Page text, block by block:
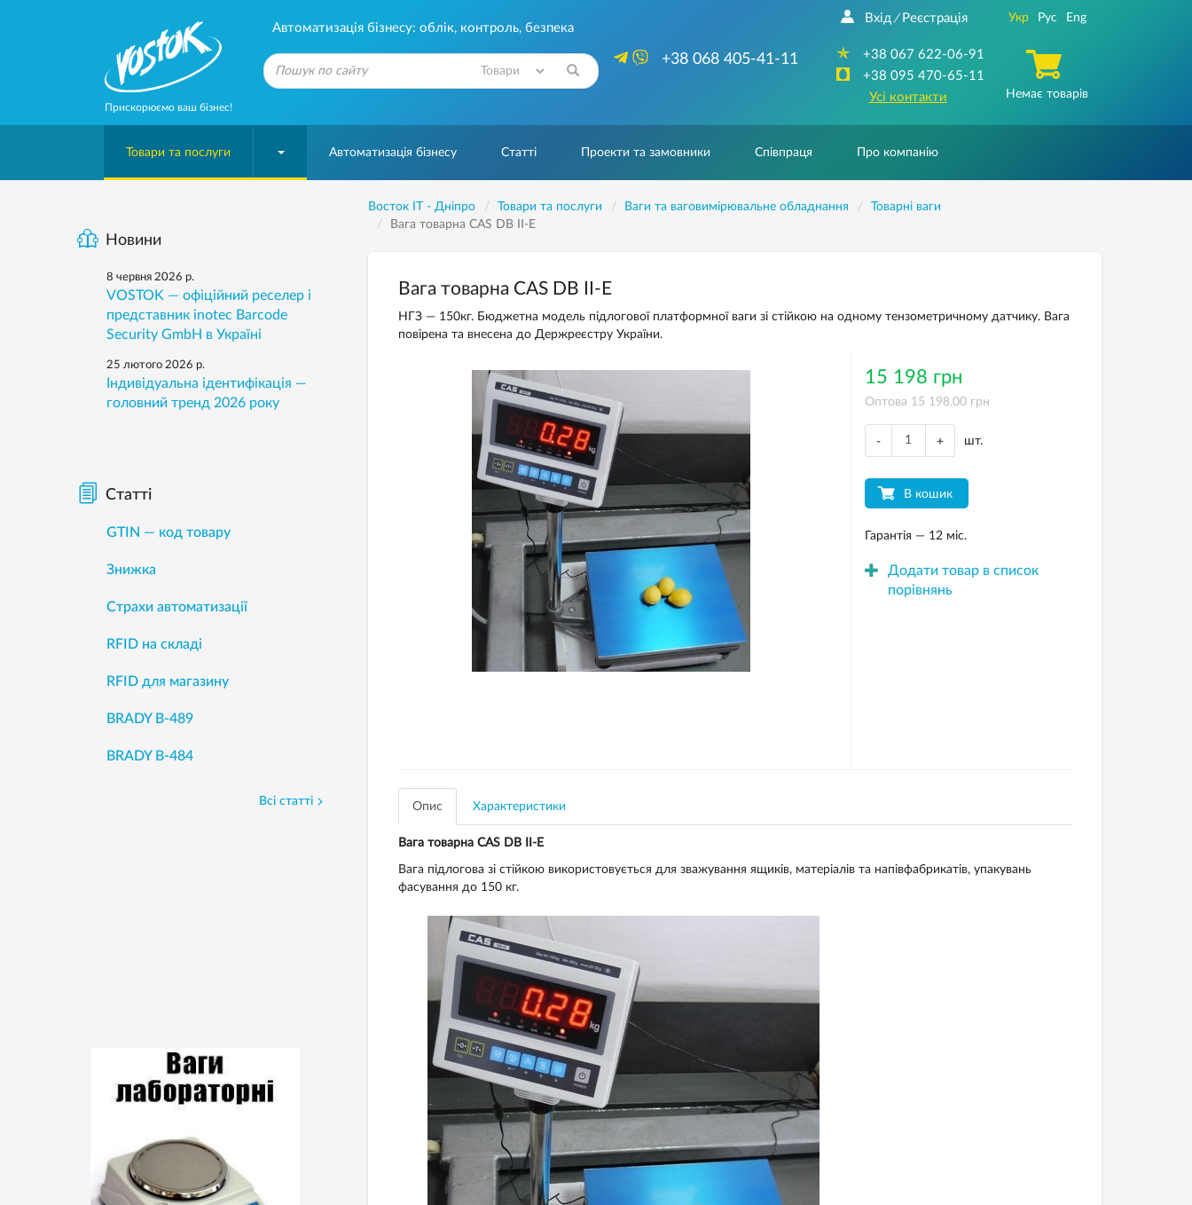
Прискорюємо ваш бізнес!
Автоматизація бізнесу: облік, контроль, безпека
+38 068 405-41-11
Вхід / Реєстрація
+38 067 622-06-91
+38 095 470-65-11
Усі контакти
Укр Рус Eng
Немає товарів
Товари та послуги Автоматизація бізнесу Статті Проекти та замовники Співпраця Про компанію
Восток IT - Дніпро Товари та послуги Ваги та ваговимірювальне обладнання
Товарнi ваги
Вага товарна CAS DB II-E
Вага товарна CAS DB II-E
НГЗ — 150кг. Бюджетна модель підлогової платформної ваги зі стійкою на одному тензометричному датчику. Вага
повірена та внесена до Держреєстру України.
15 198 грн
Оптова 15 198,00 грн
- + шт.
В кошик
Гарантія — 12 міс.
Додати товар в список
порівнянь
Опис Характеристики
Вага товарна CAS DB II-E
Вага підлогова зі стійкою використовується для зважування ящиків, матеріалів та напівфабрикатів, упакувань
фасування до 150 кг.
Новини
8 червня 2026 р.
VOSTOK — офіційний реселер і
представник inotec Barcode
Security GmbH в Україні
25 лютого 2026 р.
Індивідуальна ідентифікація —
головний тренд 2026 року
Статті
GTIN — код товару
Знижка
Страхи автоматизації
RFID на складі
RFID для магазину
BRADY B-489
BRADY B-484
Всі статті